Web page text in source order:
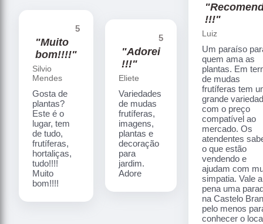
5
"Muito
bom!!!!"
Silvio
Mendes
Gosta de
plantas?
Este é o
lugar, tem
de tudo,
frutíferas,
hortaliças,
tudo!!!!
Muito
bom!!!!
5
"Adorei
!!!"
Eliete
Variedades
de mudas
frutíferas,
imagens,
plantas e
decoração
para
jardim.
Adore
!!!"
Luiz
Um paraíso
quem ama as
plantas. Em
de mudas
frutíferas tem
grande
com o preço
compatível ao
mercado. Os
atendentes
o que estão
vendendo e
ajudam com
simpatia. Vale a
pena uma
na Castelo
pelo menos
conhecer o